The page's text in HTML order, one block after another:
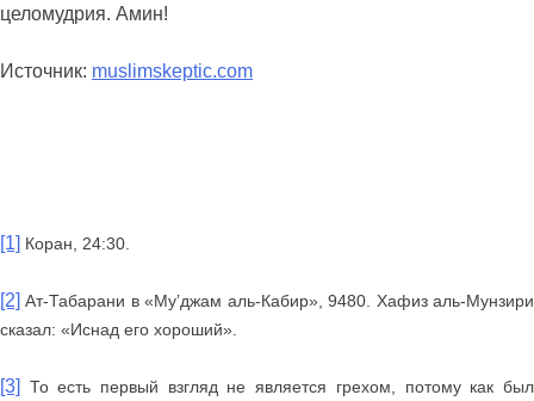
целомудрия. Амин!
Источник: muslimskeptic.com
[1] Коран, 24:30.
[2] Ат-Табарани в «Му’джам аль-Кабир», 9480. Хафиз аль-Мунзири
сказал: «Иснад его хороший».
[3]
То есть первый взгляд не является грехом, потому как был